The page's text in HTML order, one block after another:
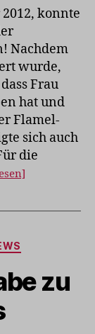
konnte
Nachdem
wurde,
Frau
hat und
Flamel-
sich auch
die
zu